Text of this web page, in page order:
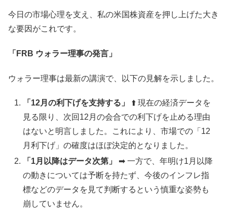
今日の市場心理を支え、私の米国株資産を押し上げた大き
な要因がこれです。
「FRB ウォラー理事の発言」
ウォラー理事は最新の講演で、以下の見解を示しました。
「12月の利下げを支持する」
⬆️ 現在の経済データを
見る限り、次回12月の会合での利下げを止める理由
はないと明言しました。これにより、市場での「12
月利下げ」の確度はほぼ決定的となりました。
「1月以降はデータ次第」
➡︎ 一方で、年明け1月以降
の動きについては予断を持たず、今後のインフレ指
標などのデータを見て判断するという慎重な姿勢も
崩していません。